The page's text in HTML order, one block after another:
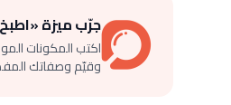
جرّب ميزة
اكتب المكونات
وقيّم وصفاتك